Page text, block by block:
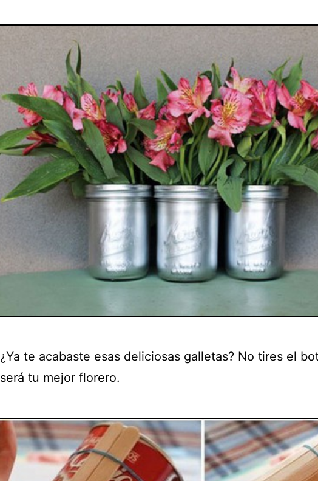
¿Ya te acabaste esas deliciosas galletas? No tires el
será tu mejor florero.